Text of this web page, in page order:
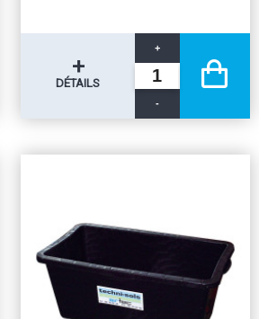
+
DÉTAILS
-
+